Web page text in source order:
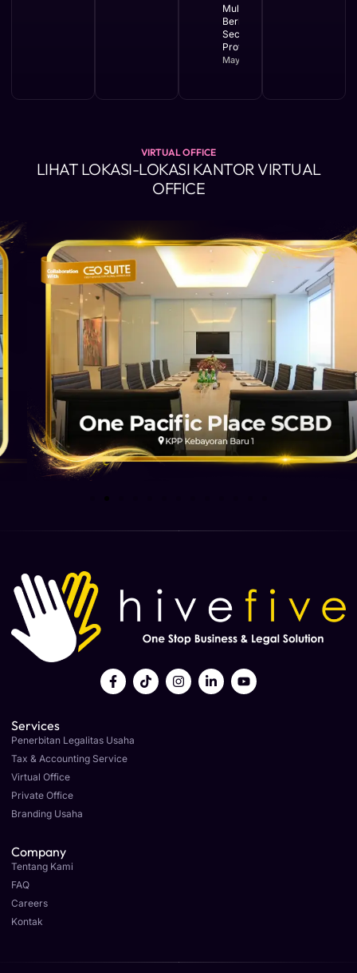
Mulai
Berkembang
Secara
Profesional
May 11, 2026
VIRTUAL OFFICE
LIHAT LOKASI-LOKASI KANTOR VIRTUAL
OFFICE
Services
Penerbitan Legalitas Usaha
Tax & Accounting Service
Virtual Office
Private Office
Branding Usaha
Company
Tentang Kami
FAQ
Careers
Kontak